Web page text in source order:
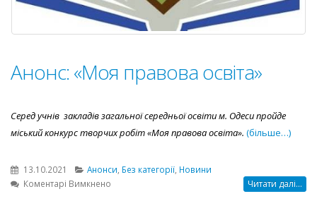
Анонс: «Моя правова освіта»
Серед учнів закладів загальної середньої освіти м. Одеси пройде
міський конкурс творчих робіт «Моя правова освіта». (більше…)
13.10.2021 Анонси Без категорії Новини
Коментарі Вимкненодо
Читати далі...